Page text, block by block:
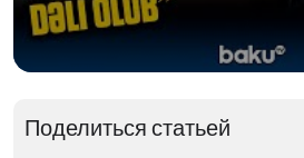
Поделиться статьей